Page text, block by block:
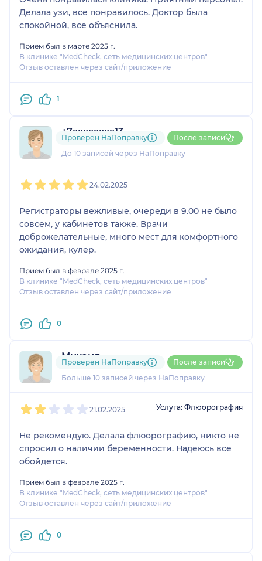
Делала узи, все понравилось. Доктор была
спокойной, все объяснила.
Прием был в марте 2025 г.
В клинике "MedCheck, сеть медицинских центров"
Отзыв оставлен через сайт/приложение
1
+7xxxxxxxx13
2 отзыва
До 10 записей через НаПоправку
Проверен НаПоправку После записи
24.02.2025
Регистраторы вежливые, очереди в 9.00 не было
совсем, у кабинетов также. Врачи
доброжелательные, много мест для комфортного
ожидания, кулер.
Прием был в феврале 2025 г.
В клинике "MedCheck, сеть медицинских центров"
Отзыв оставлен через сайт/приложение
0
Михаил
2 отзыва
Больше 10 записей через НаПоправку
Проверен НаПоправку После записи
21.02.2025 Услуга: Флюорография
Не рекомендую. Делала флюорографию, никто не
спросил о наличии беременности. Надеюсь все
обойдется.
Прием был в феврале 2025 г.
В клинике "MedCheck, сеть медицинских центров"
Отзыв оставлен через сайт/приложение
0